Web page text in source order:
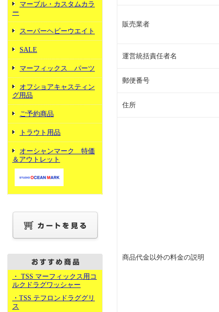
マーブル・カスタムカラ
ー
スーパーヘビーウエイト
SALE
マーフィックス パーツ
オフショアキャスティン
グ用品
ご予約商品
トラウト用品
オーシャンマーク 特価
＆アウトレット
・ TSS マーフィックス用コ
ルクドラグワッシャー
・TSS テフロンドラググリ
ス
販売業者
運営統括責任者名
郵便番号
住所
商品代金以外の料金の説明